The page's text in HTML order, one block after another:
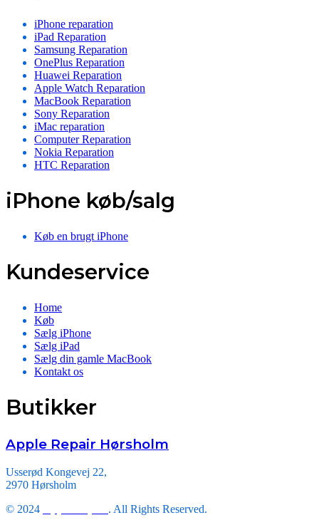
iPhone reparation
iPad Reparation
Samsung Reparation
OnePlus Reparation
Huawei Reparation
Apple Watch Reparation
MacBook Reparation
Sony Reparation
iMac reparation
Computer Reparation
Nokia Reparation
HTC Reparation
iPhone køb/salg
Køb en brugt iPhone
Kundeservice
Home
Køb
Sælg iPhone
Sælg iPad
Sælg din gamle MacBook
Kontakt os
Butikker
Apple Repair Hørsholm
Usserød Kongevej 22,
2970 Hørsholm
© 2024
. All Rights Reserved.